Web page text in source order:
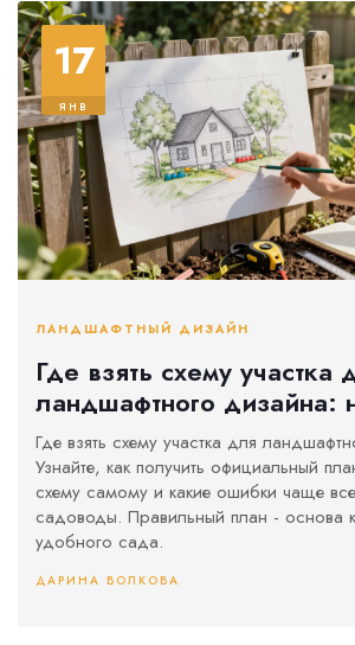
17
янв
ЛАНДШАФТНЫЙ ДИЗАЙН
Где взять схему участка
ландшафтного дизайна:
источники и как
Где взять схему участка для
Узнайте, как получить официальный
схему самому и какие ошибки чаще
садоводы. Правильный план - основа
удобного сада.
ДАРИНА ВОЛКОВА